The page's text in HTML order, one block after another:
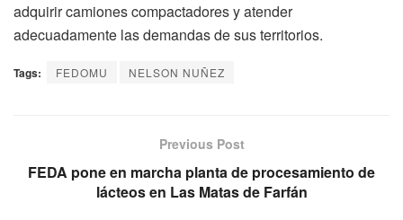
adquirir camiones compactadores y atender
adecuadamente las demandas de sus territorios.
Tags: FEDOMU NELSON NUÑEZ
Previous Post
FEDA pone en marcha planta de procesamiento de
lácteos en Las Matas de Farfán